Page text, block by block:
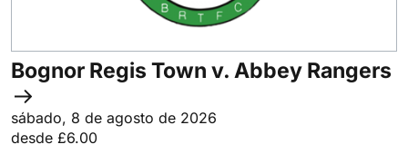
Bognor Regis Town v. Abbey Rangers
sábado, 8 de agosto de 2026
desde £6.00